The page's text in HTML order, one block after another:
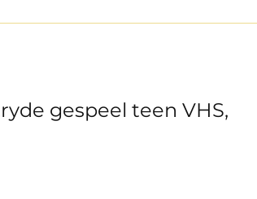
gespeel teen VHS,